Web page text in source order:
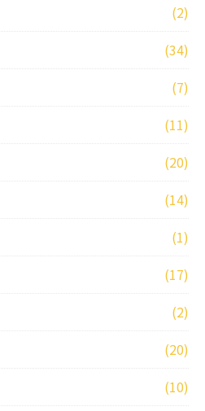
(2)
(34)
(7)
(11)
(20)
(14)
(1)
(17)
(2)
(20)
(10)